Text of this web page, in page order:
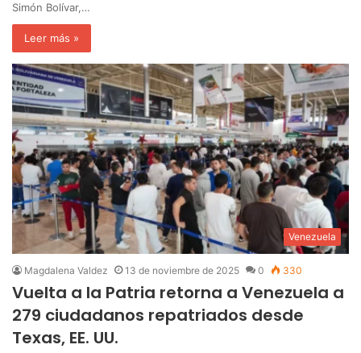
Simón Bolívar,…
Leer más »
Venezuela
Magdalena Valdez 13 de noviembre de 2025 0 330
Vuelta a la Patria retorna a Venezuela a
279 ciudadanos repatriados desde
Texas, EE. UU.